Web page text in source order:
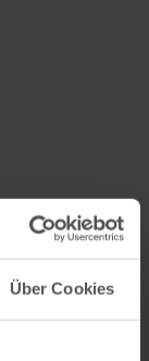
Über Cookies